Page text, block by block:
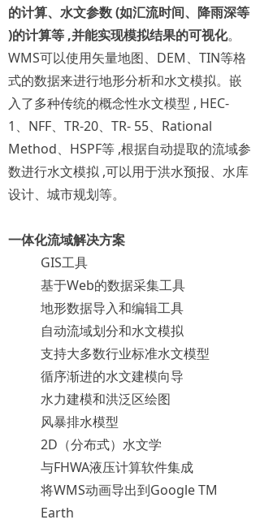
的计算、水文参数 (如汇流时间、降雨深等
)的计算等 ,并能实现模拟结果的可视化。
WMS可以使用矢量地图、DEM、TIN等格
式的数据来进行地形分析和水文模拟。嵌
入了多种传统的概念性水文模型 , HEC-
1、NFF、TR-20、TR- 55、Rational
Method、HSPF等 ,根据自动提取的流域参
数进行水文模拟 ,可以用于洪水预报、水库
设计、城市规划等。
一体化流域解决方案
GIS工具
基于Web的数据采集工具
地形数据导入和编辑工具
自动流域划分和水文模拟
支持大多数行业标准水文模型
循序渐进的水文建模向导
水力建模和洪泛区绘图
风暴排水模型
2D（分布式）水文学
与FHWA液压计算软件集成
将WMS动画导出到Google TM
Earth